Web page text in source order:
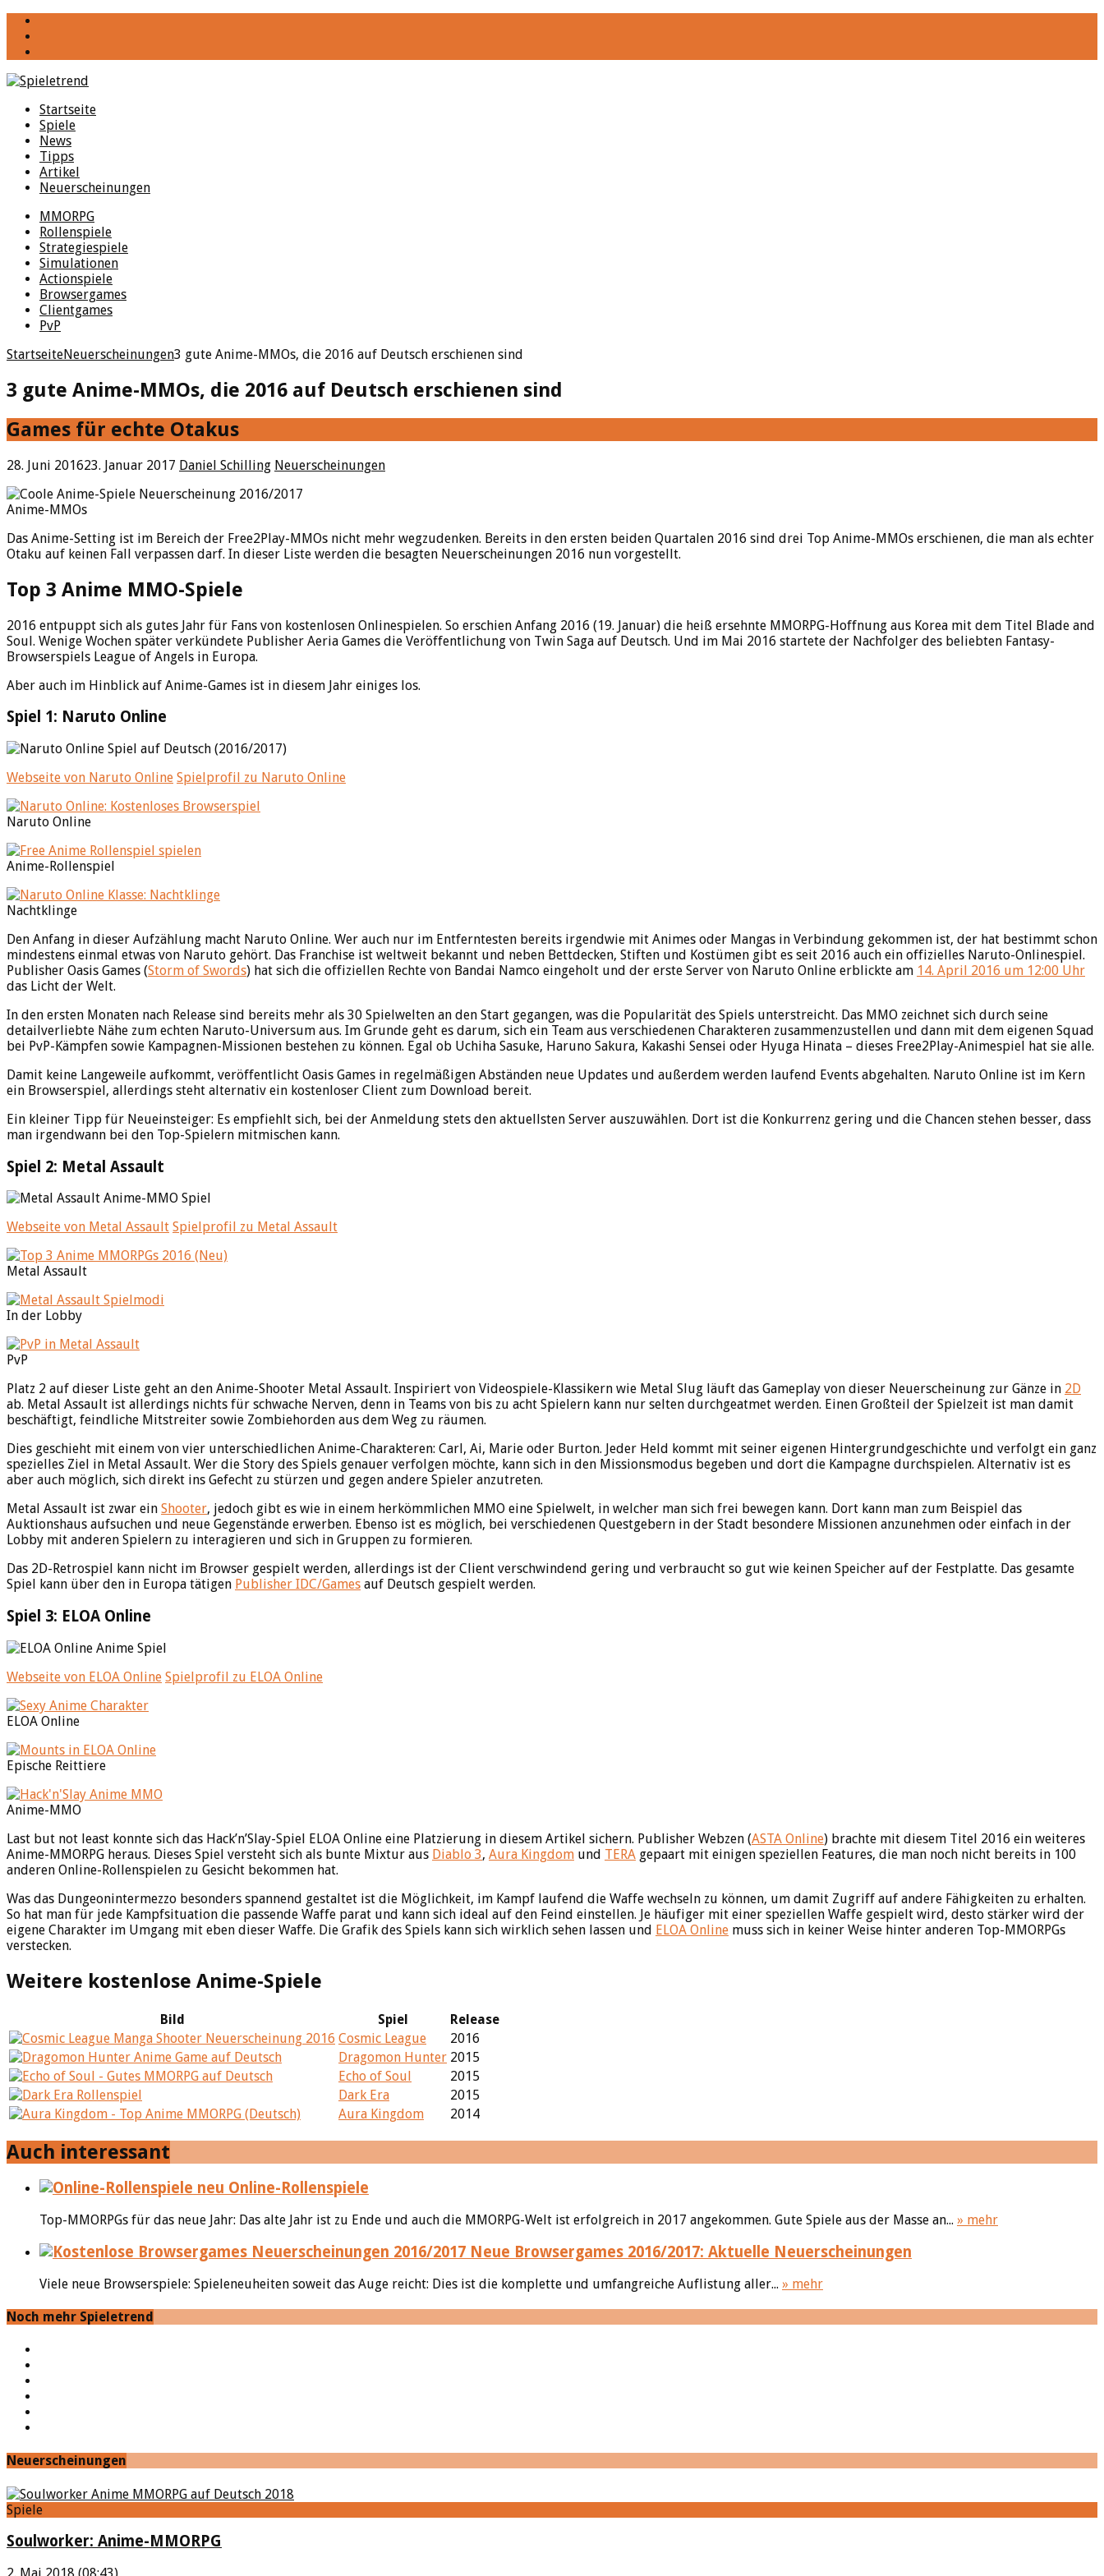
Startseite
Spiele
News
Tipps
Artikel
Neuerscheinungen
MMORPG
Rollenspiele
Strategiespiele
Simulationen
Actionspiele
Browsergames
Clientgames
PvP
StartseiteNeuerscheinungen3 gute Anime-MMOs, die 2016 auf Deutsch erschienen sind
3 gute Anime-MMOs, die 2016 auf Deutsch erschienen sind
Games für echte Otakus
28. Juni 201623. Januar 2017 Daniel Schilling Neuerscheinungen
Anime-MMOs
Das Anime-Setting ist im Bereich der Free2Play-MMOs nicht mehr wegzudenken. Bereits in den ersten beiden Quartalen 2016 sind drei Top Anime-MMOs erschienen, die man als echter
Otaku auf keinen Fall verpassen darf. In dieser Liste werden die besagten Neuerscheinungen 2016 nun vorgestellt.
Top 3 Anime MMO-Spiele
2016 entpuppt sich als gutes Jahr für Fans von kostenlosen Onlinespielen. So erschien Anfang 2016 (19. Januar) die heiß ersehnte MMORPG-Hoffnung aus Korea mit dem Titel Blade and
Soul. Wenige Wochen später verkündete Publisher Aeria Games die Veröffentlichung von Twin Saga auf Deutsch. Und im Mai 2016 startete der Nachfolger des beliebten Fantasy-
Browserspiels League of Angels in Europa.
Aber auch im Hinblick auf Anime-Games ist in diesem Jahr einiges los.
Spiel 1: Naruto Online
Webseite von Naruto Online Spielprofil zu Naruto Online
Naruto Online
Anime-Rollenspiel
Nachtklinge
Den Anfang in dieser Aufzählung macht Naruto Online. Wer auch nur im Entferntesten bereits irgendwie mit Animes oder Mangas in Verbindung gekommen ist, der hat bestimmt schon
mindestens einmal etwas von Naruto gehört. Das Franchise ist weltweit bekannt und neben Bettdecken, Stiften und Kostümen gibt es seit 2016 auch ein offizielles Naruto-Onlinespiel.
Publisher Oasis Games (Storm of Swords) hat sich die offiziellen Rechte von Bandai Namco eingeholt und der erste Server von Naruto Online erblickte am 14. April 2016 um 12:00 Uhr
das Licht der Welt.
In den ersten Monaten nach Release sind bereits mehr als 30 Spielwelten an den Start gegangen, was die Popularität des Spiels unterstreicht. Das MMO zeichnet sich durch seine
detailverliebte Nähe zum echten Naruto-Universum aus. Im Grunde geht es darum, sich ein Team aus verschiedenen Charakteren zusammenzustellen und dann mit dem eigenen Squad
bei PvP-Kämpfen sowie Kampagnen-Missionen bestehen zu können. Egal ob Uchiha Sasuke, Haruno Sakura, Kakashi Sensei oder Hyuga Hinata – dieses Free2Play-Animespiel hat sie alle.
Damit keine Langeweile aufkommt, veröffentlicht Oasis Games in regelmäßigen Abständen neue Updates und außerdem werden laufend Events abgehalten. Naruto Online ist im Kern
ein Browserspiel, allerdings steht alternativ ein kostenloser Client zum Download bereit.
Ein kleiner Tipp für Neueinsteiger: Es empfiehlt sich, bei der Anmeldung stets den aktuellsten Server auszuwählen. Dort ist die Konkurrenz gering und die Chancen stehen besser, dass
man irgendwann bei den Top-Spielern mitmischen kann.
Spiel 2: Metal Assault
Webseite von Metal Assault Spielprofil zu Metal Assault
Metal Assault
In der Lobby
PvP
Platz 2 auf dieser Liste geht an den Anime-Shooter Metal Assault. Inspiriert von Videospiele-Klassikern wie Metal Slug läuft das Gameplay von dieser Neuerscheinung zur Gänze in 2D
ab. Metal Assault ist allerdings nichts für schwache Nerven, denn in Teams von bis zu acht Spielern kann nur selten durchgeatmet werden. Einen Großteil der Spielzeit ist man damit
beschäftigt, feindliche Mitstreiter sowie Zombiehorden aus dem Weg zu räumen.
Dies geschieht mit einem von vier unterschiedlichen Anime-Charakteren: Carl, Ai, Marie oder Burton. Jeder Held kommt mit seiner eigenen Hintergrundgeschichte und verfolgt ein ganz
spezielles Ziel in Metal Assault. Wer die Story des Spiels genauer verfolgen möchte, kann sich in den Missionsmodus begeben und dort die Kampagne durchspielen. Alternativ ist es
aber auch möglich, sich direkt ins Gefecht zu stürzen und gegen andere Spieler anzutreten.
Metal Assault ist zwar ein Shooter, jedoch gibt es wie in einem herkömmlichen MMO eine Spielwelt, in welcher man sich frei bewegen kann. Dort kann man zum Beispiel das
Auktionshaus aufsuchen und neue Gegenstände erwerben. Ebenso ist es möglich, bei verschiedenen Questgebern in der Stadt besondere Missionen anzunehmen oder einfach in der
Lobby mit anderen Spielern zu interagieren und sich in Gruppen zu formieren.
Das 2D-Retrospiel kann nicht im Browser gespielt werden, allerdings ist der Client verschwindend gering und verbraucht so gut wie keinen Speicher auf der Festplatte. Das gesamte
Spiel kann über den in Europa tätigen Publisher IDC/Games auf Deutsch gespielt werden.
Spiel 3: ELOA Online
Webseite von ELOA Online Spielprofil zu ELOA Online
ELOA Online
Epische Reittiere
Anime-MMO
Last but not least konnte sich das Hack’n’Slay-Spiel ELOA Online eine Platzierung in diesem Artikel sichern. Publisher Webzen (ASTA Online) brachte mit diesem Titel 2016 ein weiteres
Anime-MMORPG heraus. Dieses Spiel versteht sich als bunte Mixtur aus Diablo 3, Aura Kingdom und TERA gepaart mit einigen speziellen Features, die man noch nicht bereits in 100
anderen Online-Rollenspielen zu Gesicht bekommen hat.
Was das Dungeonintermezzo besonders spannend gestaltet ist die Möglichkeit, im Kampf laufend die Waffe wechseln zu können, um damit Zugriff auf andere Fähigkeiten zu erhalten.
So hat man für jede Kampfsituation die passende Waffe parat und kann sich ideal auf den Feind einstellen. Je häufiger mit einer speziellen Waffe gespielt wird, desto stärker wird der
eigene Charakter im Umgang mit eben dieser Waffe. Die Grafik des Spiels kann sich wirklich sehen lassen und ELOA Online muss sich in keiner Weise hinter anderen Top-MMORPGs
verstecken.
Weitere kostenlose Anime-Spiele
Bild Spiel
Release
Cosmic League
2016
Dragomon Hunter 2015
Echo of Soul
2015
Dark Era
2015
Aura Kingdom
2014
Auch interessant
Online-Rollenspiele
Top-MMORPGs für das neue Jahr: Das alte Jahr ist zu Ende und auch die MMORPG-Welt ist erfolgreich in 2017 angekommen. Gute Spiele aus der Masse an... » mehr
Neue Browsergames 2016/2017: Aktuelle Neuerscheinungen
Viele neue Browserspiele: Spieleneuheiten soweit das Auge reicht: Dies ist die komplette und umfangreiche Auflistung aller... » mehr
Noch mehr Spieletrend
Neuerscheinungen
Spiele
Soulworker: Anime-MMORPG